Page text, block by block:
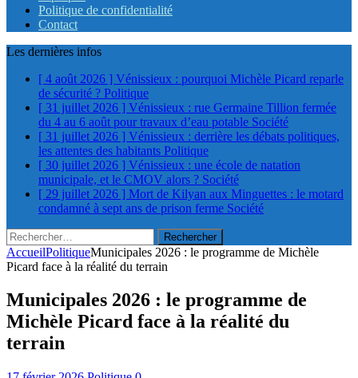
Politique de confidentialité
Contact
Les dernières infos
[ 4 août 2026 ] Vénissieux : pourquoi Michèle Picard reparle
de sécurité ? Politique
[ 31 juillet 2026 ] Vénissieux : rue Germaine Tillion fermée
du 4 au 6 août pour travaux d’eau potable Société
[ 31 juillet 2026 ] Vénissieux : derrière les débats politiques,
les attentes des habitants Politique
[ 30 juillet 2026 ] Vénissieux : une école de natation
municipale, et le CMOV alors ? Société
[ 29 juillet 2026 ] Mort de Kilyan aux Minguettes : le motard
condamné à sept ans de prison ferme Société
Rechercher :
AccueilPolitiqueMunicipales 2026 : le programme de Michèle
Picard face à la réalité du terrain
Municipales 2026 : le programme de
Michèle Picard face à la réalité du
terrain